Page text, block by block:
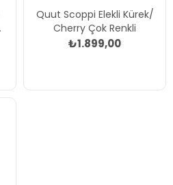
Quut Scoppi Elekli Kürek/
Cherry Çok Renkli
₺1.899,00